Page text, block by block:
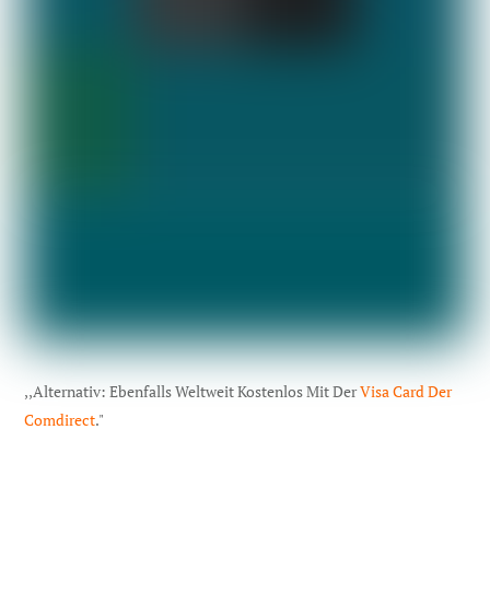
,,Alternativ: Ebenfalls Weltweit Kostenlos Mit DerVisa Card Der
Comdirect."